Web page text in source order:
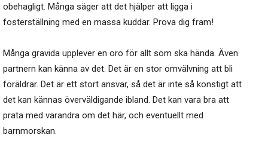
obehagligt. Många säger att det hjälper att ligga i
fosterställning med en massa kuddar. Prova dig fram!
Många gravida upplever en oro för allt som ska hända. Även
partnern kan känna av det. Det är en stor omvälvning att bli
föräldrar. Det är ett stort ansvar, så det är inte så konstigt att
det kan kännas överväldigande ibland. Det kan vara bra att
prata med varandra om det här, och eventuellt med
barnmorskan.